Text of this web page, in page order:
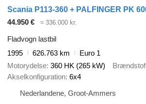
44.950 € ≈ 336.000 kr.
Fladvogn lastbil
1995
626.763 km
Euro 1
Motorydelse 360 HK (265 kW) Brændstof
Akselkonfiguration 6x4
Nederlandene, Groot-Ammers